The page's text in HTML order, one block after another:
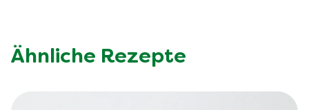
Ähnliche Rezepte